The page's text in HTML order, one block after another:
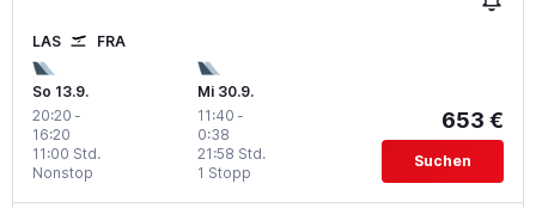
LAS FRA
So 13.9.
20:20 -
16:20
Nonstop
11:00 Std.
Mi 30.9.
11:40 -
0:38
1 Stopp
21:58 Std.
653 €
Suchen